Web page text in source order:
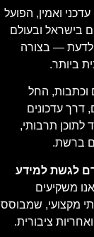
ואמין, הפועל
בישראל ובעולם
לדעת — בצורה
ביותר.
וכתבות, החל
דרך עדכונים
לתוכן תרבותי,
ברשת.
לגשת למידע
משקיעים
מקצועי, שמבוסס
ציבורית.